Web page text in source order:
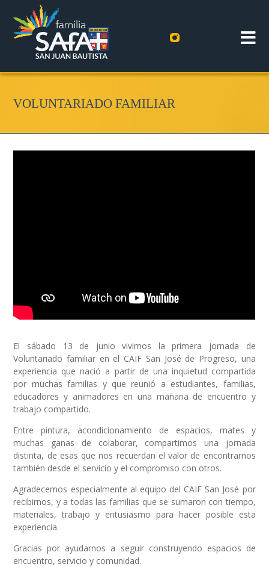
VOLUNTARIADO FAMILIAR
El sábado 13 de junio vivimos la primera jornada de
Voluntariado familiar en el CAIF San José de Progreso, una
experiencia que nació a partir de una inquietud compartida
por muchas familias y que reunió a estudiantes, familias,
educadores y animadores en una mañana de encuentro y
trabajo compartido.
Entre pintura, acondicionamiento de espacios, mates y
muchas ganas de colaborar, compartimos una jornada
distinta, de esas que nos recuerdan el valor de encontrarnos
también desde el servicio y el compromiso con otros.
Agradecemos especialmente al equipo del CAIF San José por
recibirnos, y a todas las familias que se sumaron con tiempo,
materiales, trabajo y entusiasmo para hacer posible esta
experiencia.
Gracias por ayudarnos a seguir construyendo espacios de
encuentro, servicio y comunidad.